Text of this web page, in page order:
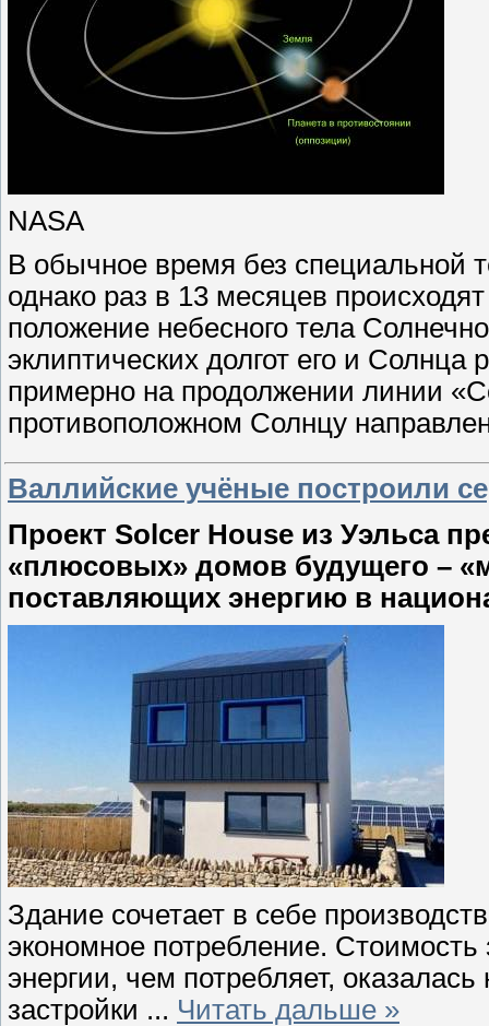
NASA
В обычное время без специальной
однако раз в 13 месяцев
положение небесного тела
эклиптических долгот его и Солнца
примерно на продолжении линии
противоположном Солнцу
Валлийские учёные построили
Проект Solcer House из Уэльса
«плюсовых» домов будущего –
поставляющих энергию в
Здание сочетает в себе
экономное потребление.
энергии, чем потребляет,
застройки ... Читать дальше »